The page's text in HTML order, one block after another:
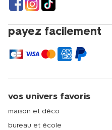
payez facilement
vos univers favoris
maison et déco
bureau et école